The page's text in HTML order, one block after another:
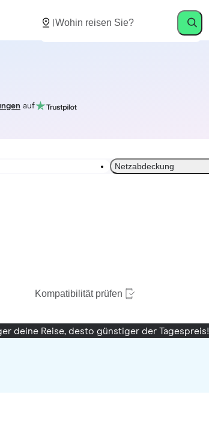
auf
Netzabdeckung
Kompatibilität prüfen
deine Reise, desto günstiger der Tagespreis!